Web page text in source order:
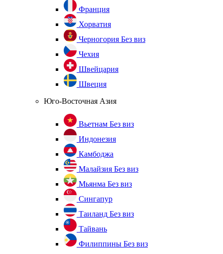
Франция
Хорватия
Черногория Без виз
Чехия
Швейцария
Швеция
Юго-Восточная Азия
Вьетнам Без виз
Индонезия
Камбоджа
Малайзия Без виз
Мьянма Без виз
Сингапур
Таиланд Без виз
Тайвань
Филиппины Без виз